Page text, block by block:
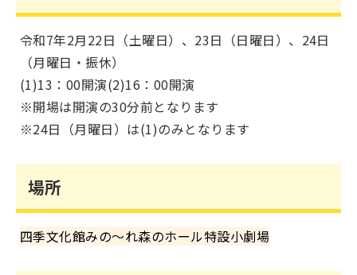
令和7年2月22日（土曜日）、23日（日曜日）、24日
（月曜日・振休）
​​​​(1)13：00開演(2)16：00開演
※開場は開演の30分前となります
※24日（月曜日）は(1)のみとなります
場所
四季文化館みの～れ森のホール特設小劇場